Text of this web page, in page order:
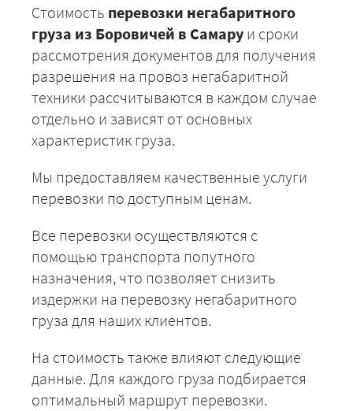
Стоимость перевозки негабаритного
груза из Боровичей в Самару и сроки
рассмотрения документов для получения
разрешения на провоз негабаритной
техники рассчитываются в каждом случае
отдельно и зависят от основных
характеристик груза.
Мы предоставляем качественные услуги
перевозки по доступным ценам.
Все перевозки осуществляются с
помощью транспорта попутного
назначения, что позволяет снизить
издержки на перевозку негабаритного
груза для наших клиентов.
На стоимость также влияют следующие
данные. Для каждого груза подбирается
оптимальный маршрут перевозки.